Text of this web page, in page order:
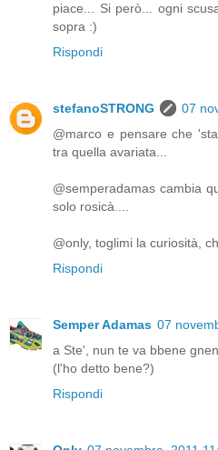
piace... Si però... ogni
sopra :)
Rispondi
stefanoSTRONG
07
@marco e pensare che
tra quella avariata...
@semperadamas cambia
solo rosicà....
@only, toglimi la curiosità,
Rispondi
Semper Adamas 07
a Ste', nun te va bbene
(l'ho detto bene?)
Rispondi